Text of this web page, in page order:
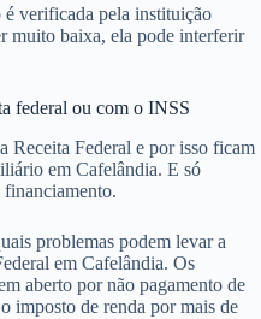
é verificada pela instituição
muito baixa, ela pode interferir
federal ou com o INSS
Receita Federal e por isso ficam
em Cafelândia. E só
problemas podem levar a
em Cafelândia. Os
aberto por não pagamento de
imposto de renda por mais de